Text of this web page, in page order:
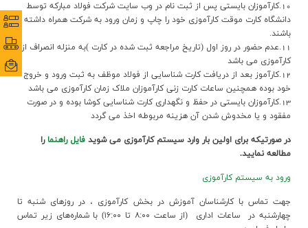
10.کارآموزان بایستی پس از ثبت نام در وب سایت شرکت فولاد مبارکه توسط
دانشگاه کارت موقت کارآموزی خود را چاپ و زمان ورود به شرکت همراه داشته
باشند.
11.عدم حضور در روز اول (تاریخ مراجعه ثبت شده در کارت )به منزله انصراف از
کارآموزی می باشد
12.کارآموز بعد از دریافت کارت شناسایی از فولاد موظف به ثبت ورود و خروج
خود بوده همچنین ساعات کارت زنی کارآموزان ملاک زمان کارآموزی می باشد
13.کارآموزان بایستی در حفظ و نگهداری کارت شناسایی کوشا بوده و در صورت
مفقود و یا مخدوش شدن آن هزینه مربوطه اخذ می گردد
در صورتیکه برای اولین بار وارد سیستم کارآموزی می شوید فایل راهنما را
مطالعه نمایید.
ورود به سیستم کارآموزی
جهت تماس با کارشناسان آموزش در بخش کارآموزی ، در روزهای شنبه تا
چهارشنبه در ساعات اداری (از ساعت ۸:۰۰ تا ۱۶:۰۰) با شماره‌های زیر تماس